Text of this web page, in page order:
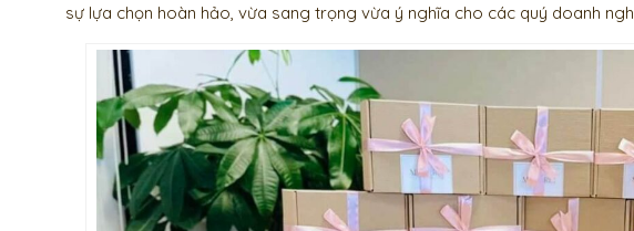
sự lựa chọn hoàn hảo, vừa sang trọng vừa ý nghĩa cho các quý doanh